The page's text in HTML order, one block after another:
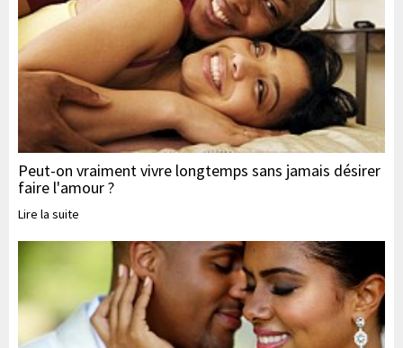
Peut-on vraiment vivre longtemps sans jamais désirer
faire l'amour ?
Lire la suite